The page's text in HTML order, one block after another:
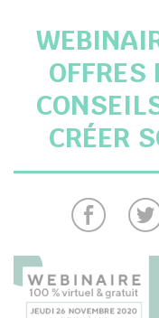
OFFRES
CRÉER